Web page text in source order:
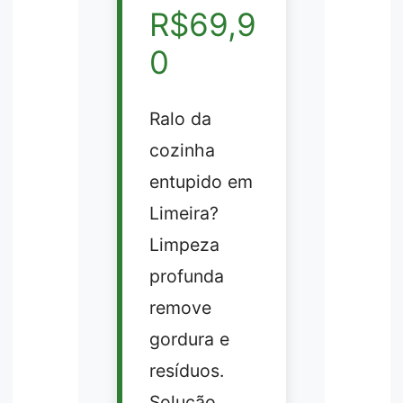
R$69,9
0
Ralo da
cozinha
entupido em
Limeira?
Limpeza
profunda
remove
gordura e
resíduos.